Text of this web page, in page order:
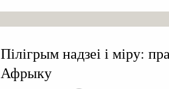
Пілігрым надзеі і міру:
Афрыку